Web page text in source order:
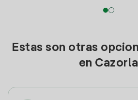
Estas son otras
en Cazorla